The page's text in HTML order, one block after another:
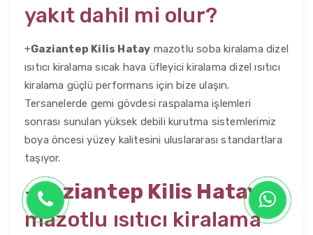
yakıt dahil mi olur?
+Gaziantep Kilis Hatay mazotlu soba kiralama dizel
ısıtıcı kiralama sıcak hava üfleyici kiralama dizel ısıtıcı
kiralama güçlü performans için bize ulaşın.
Tersanelerde gemi gövdesi raspalama işlemleri
sonrası sunulan yüksek debili kurutma sistemlerimiz
boya öncesi yüzey kalitesini uluslararası standartlara
taşıyor.
-Gaziantep Kilis Hatay
mazotlu ısıtıcı kiralama